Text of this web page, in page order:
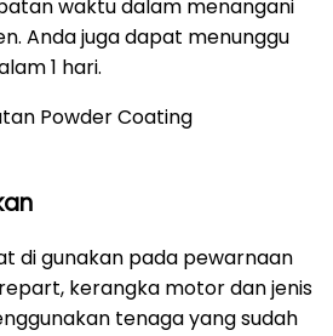
waktu dalam menangani
Anda juga dapat menunggu
1 hari.
di gunakan pada pewarnaan
kerangka motor dan jenis
tenaga yang sudah